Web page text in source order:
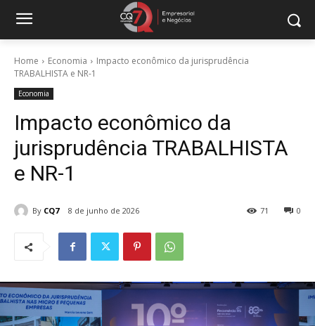
Home Economia
Impacto econômico da jurisprudência
TRABALHISTA e NR-1
Economia
Impacto econômico da
jurisprudência TRABALHISTA
e NR-1
By CQ7 8 de junho de 2026 0
71